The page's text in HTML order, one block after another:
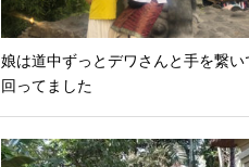
娘は道中ずっとデワさんと手を繋い
回ってました